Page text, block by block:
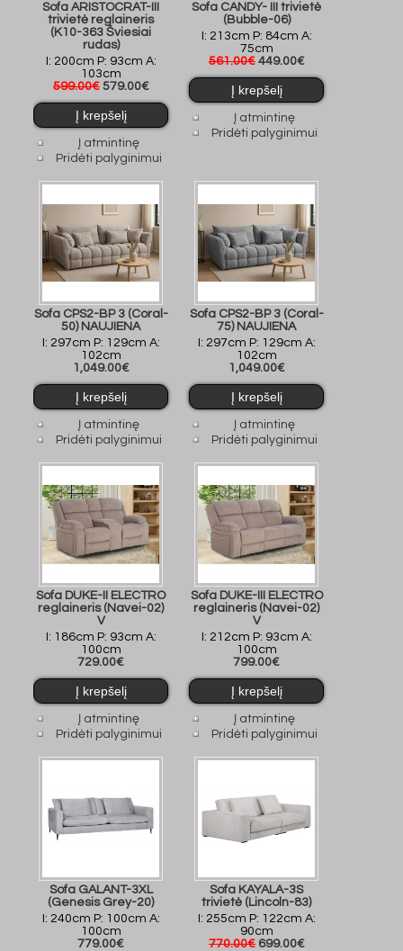
Sofa ARISTOCRAT-III
trivietė reglaineris
(K10-363 Šviesiai
rudas)
I: 200cm P: 93cm A:
103cm
599.00€ 579.00€
Į atmintinę
Pridėti palyginimui
Sofa CANDY- III trivietė
(Bubble-06)
I: 213cm P: 84cm A:
75cm
561.00€ 449.00€
Į atmintinę
Pridėti palyginimui
Sofa CPS2-BP 3 (Coral-
50) NAUJIENA
I: 297cm P: 129cm A:
102cm
1,049.00€
Į atmintinę
Pridėti palyginimui
Sofa CPS2-BP 3 (Coral-
75) NAUJIENA
I: 297cm P: 129cm A:
102cm
1,049.00€
Į atmintinę
Pridėti palyginimui
Sofa DUKE-II ELECTRO
reglaineris (Navei-02)
V
I: 186cm P: 93cm A:
100cm
729.00€
Į atmintinę
Pridėti palyginimui
Sofa DUKE-III ELECTRO
reglaineris (Navei-02)
V
I: 212cm P: 93cm A:
100cm
799.00€
Į atmintinę
Pridėti palyginimui
Sofa GALANT-3XL
(Genesis Grey-20)
I: 240cm P: 100cm A:
100cm
779.00€
Sofa KAYALA-3S
trivietė (Lincoln-83)
I: 255cm P: 122cm A:
90cm
770.00€ 699.00€